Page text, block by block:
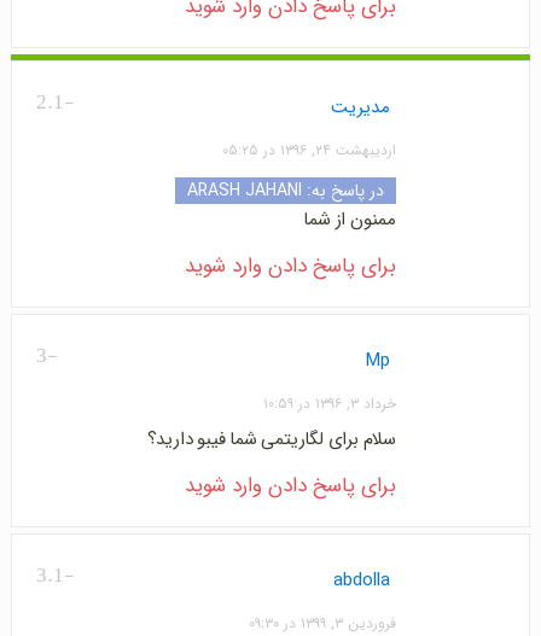
برای پاسخ دادن وارد شوید
-2.1 مدیریت
اردیبهشت ۲۴, ۱۳۹۶ در ۰۵:۲۵
در پاسخ به: ARASH JAHANI
ممنون از شما
برای پاسخ دادن وارد شوید
-3 Mp
خرداد ۳, ۱۳۹۶ در ۱۰:۵۹
سلام برای لگاریتمی شما فیبو دارید؟
برای پاسخ دادن وارد شوید
-3.1 abdolla
فروردین ۳, ۱۳۹۹ در ۰۹:۳۰